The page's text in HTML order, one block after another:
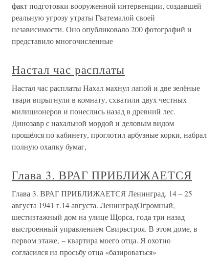
факт подготовки вооруженной интервенции, создавшей
реальную угрозу утраты Гватемалой своей
независимости. Оно опубликовало 200 фотографий и
представило многочисленные
Настал час расплаты
Настал час расплаты Нахал махнул лапой и две зелёные
твари впрыгнули в комнату, схватили двух честных
милиционеров и понеслись назад в древний лес.
Динозавр с нахальной мордой и деловым видом
прошёлся по кабинету, проглотил арбузные корки, набрал
полную охапку бумаг,
Глава 3. ВРАГ ПРИБЛИЖАЕТСЯ
Глава 3. ВРАГ ПРИБЛИЖАЕТСЯ Ленинград. 14 – 25
августа 1941 г.14 августа. ЛенинградОгромный,
шестиэтажный дом на улице Щорса, года три назад
выстроенный управлением Свирьстроя. В этом доме, в
первом этаже, – квартира моего отца. Я охотно
согласился на просьбу отца «базироваться»